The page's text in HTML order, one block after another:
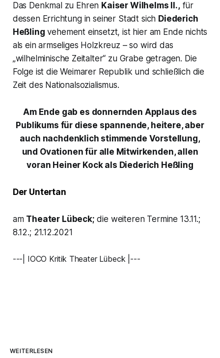
Das Denkmal zu Ehren Kaiser Wilhelms II.,für
dessen Errichtung in seiner Stadt sich Diederich
Heßling vehement einsetzt, ist hier am Ende nichts
als ein armseliges Holzkreuz – so wird das
„wilhelminische Zeitalter“ zu Grabe getragen. Die
Folge ist die Weimarer Republik und schließlich die
Zeit des Nationalsozialismus.
Am Ende gab es donnernden Applaus des
Publikums für diese spannende, heitere, aber
auch nachdenklich stimmende Vorstellung,
und Ovationen für alle Mitwirkenden, allen
voran Heiner Kock als Diederich Heßling
Der Untertan
am Theater Lübeck; die weiteren Termine 13.11.;
8.12.; 21.12.2021
---| IOCO Kritik Theater Lübeck |---
WEITERLESEN